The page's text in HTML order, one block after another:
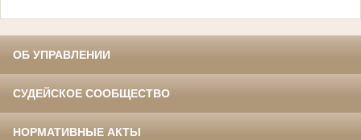
ОБ УПРАВЛЕНИИ
СУДЕЙСКОЕ СООБЩЕСТВО
НОРМАТИВНЫЕ АКТЫ